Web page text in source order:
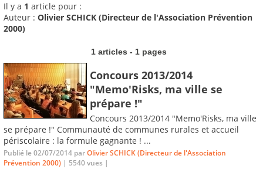
Il y a 1 article pour :
Auteur : Olivier SCHICK (Directeur de l'Association Prévention
2000)
1 articles - 1 pages
Concours 2013/2014
"Memo'Risks, ma ville se
prépare !"
Concours 2013/2014 "Memo'Risks, ma ville
se prépare !" Communauté de communes rurales et accueil
périscolaire : la formule gagnante ! ...
Publié le 02/07/2014 parOlivier SCHICK (Directeur de l'Association
Prévention 2000) | 5540 vues |